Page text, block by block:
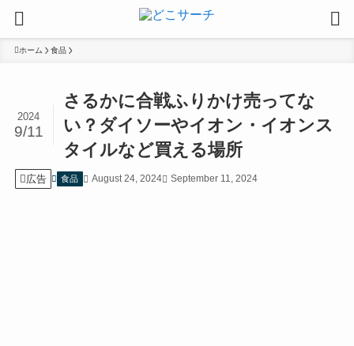
ホーム 食品
さるかに合戦ふりかけ売ってな
い？ダイソーやイオン・イオンス
タイルなど買える場所
2024
9/11
広告 食品 August 24, 2024 September 11, 2024